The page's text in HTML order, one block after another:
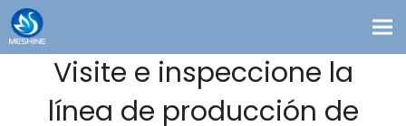
Productos
Costumbre
Visite e inspeccione la
línea de producción de